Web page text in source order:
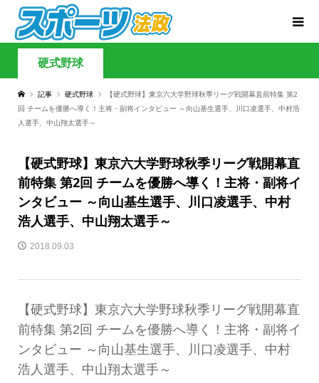
硬式野球
記事 硬式野球
【硬式野球】東京六大学野球秋季リーグ戦開幕直前特集 第2
回 チームを優勝へ導く！主将・副将インタビュー ～向山基生選手、川口凌選手、中村浩
人選手、中山翔太選手～
【硬式野球】東京六大学野球秋季リーグ戦開幕直
前特集 第2回 チームを優勝へ導く！主将・副将イ
ンタビュー ～向山基生選手、川口凌選手、中村
浩人選手、中山翔太選手～
2018.09.03
【硬式野球】東京六大学野球秋季リーグ戦開幕直
前特集 第2回 チームを優勝へ導く！主将・副将イ
ンタビュー ～向山基生選手、川口凌選手、中村
浩人選手、中山翔太選手～